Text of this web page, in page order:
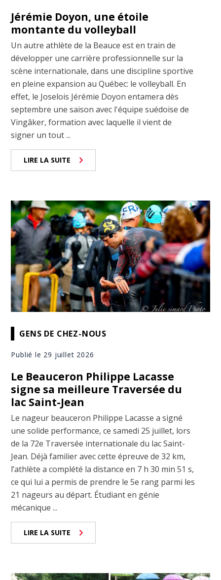
Jérémie Doyon, une étoile
montante du volleyball
Un autre athlète de la Beauce est en train de
développer une carrière professionnelle sur la
scène internationale, dans une discipline sportive
en pleine expansion au Québec: le volleyball. En
effet, le Joselois Jérémie Doyon entamera dès
septembre une saison avec l'équipe suédoise de
Vingâker, formation avec laquelle il vient de
signer un tout ...
LIRE LA SUITE
GENS DE CHEZ-NOUS
Publié le 29 juillet 2026
Le Beauceron Philippe Lacasse
signe sa meilleure Traversée du
lac Saint-Jean
Le nageur beauceron Philippe Lacasse a signé
une solide performance, ce samedi 25 juillet, lors
de la 72e Traversée internationale du lac Saint-
Jean. Déjà familier avec cette épreuve de 32 km,
l’athlète a complété la distance en 7 h 30 min 51 s,
ce qui lui a permis de prendre le 5e rang parmi les
21 nageurs au départ. Étudiant en génie
mécanique ...
LIRE LA SUITE